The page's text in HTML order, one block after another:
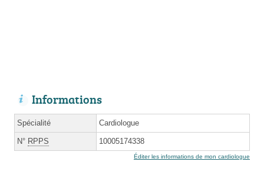
Informations
Spécialité Cardiologue
N° RPPS 10005174338
Éditer les informations de mon cardiologue